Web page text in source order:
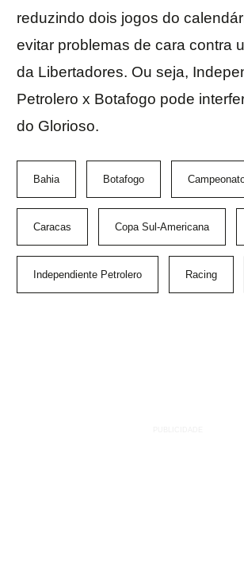
reduzindo dois jogos do
evitar problemas de cara contra
da Libertadores. Ou seja,
Petrolero x Botafogo pode
do Glorioso.
Bahia Botafogo
Caracas Copa Sul-Americana
Independiente Petrolero Racing